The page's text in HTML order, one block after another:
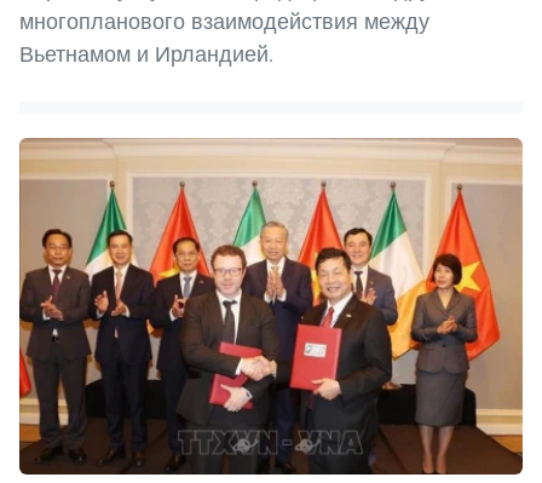
многопланового взаимодействия между
Вьетнамом и Ирландией.